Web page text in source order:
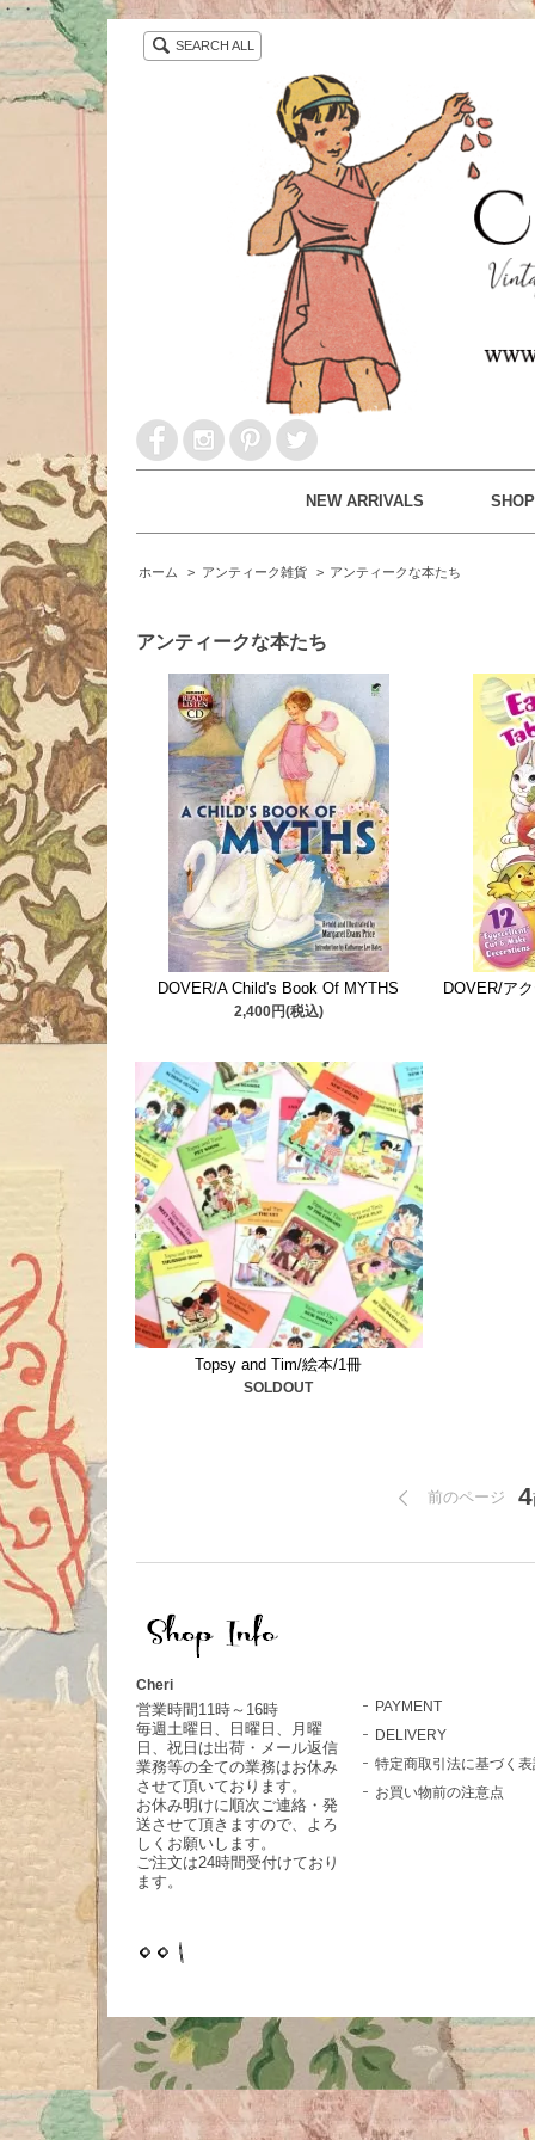
・ ・
SEARCH ALL
NEW ARRIVALS SHOP
ホーム > アンティーク雑貨 > アンティークな本たち
アンティークな本たち
DOVER/A Child's Book Of MYTHS
2,400円(税込)
DOVER/ア
Topsy and Tim/絵本/1冊
SOLDOUT
前のページ 4
Cheri
営業時間11時～16時
毎週土曜日、日曜日、月曜
日、祝日は出荷・メール返信
業務等の全ての業務はお休み
させて頂いております。
お休み明けに順次ご連絡・発
送させて頂きますので、よろ
しくお願いします。
ご注文は24時間受付けており
ます。
PAYMENT
DELIVERY
特定商取引法に基づく
お買い物前の注意点